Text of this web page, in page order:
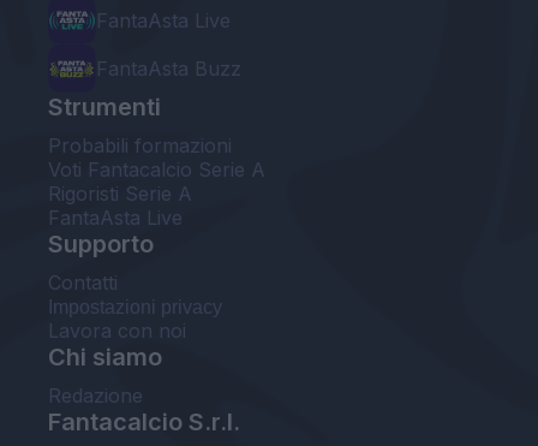
FantaAsta Live
FantaAsta Buzz
Strumenti
Probabili formazioni
Voti Fantacalcio Serie A
Rigoristi Serie A
FantaAsta Live
Supporto
Contatti
Impostazioni privacy
Lavora con noi
Chi siamo
Redazione
Fantacalcio S.r.l.